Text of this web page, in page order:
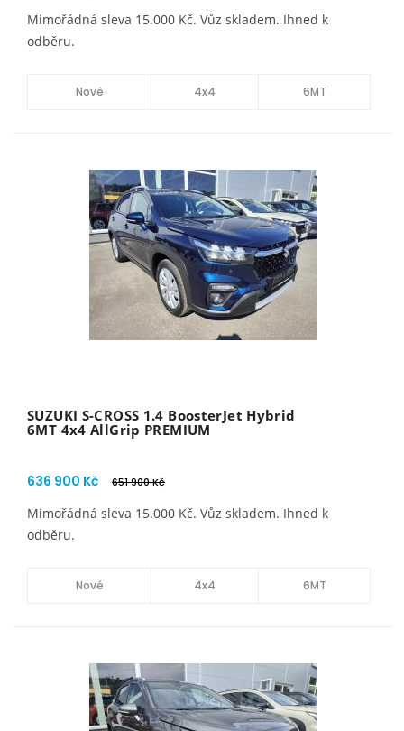
Mimořádná sleva 15.000 Kč. Vůz skladem. Ihned k
odběru.
Nové 4x4 6MT
SUZUKI S-CROSS 1.4 BoosterJet Hybrid
6MT 4x4 AllGrip PREMIUM
636 900 Kč 651 900 Kč
Mimořádná sleva 15.000 Kč. Vůz skladem. Ihned k
odběru.
Nové 4x4 6MT